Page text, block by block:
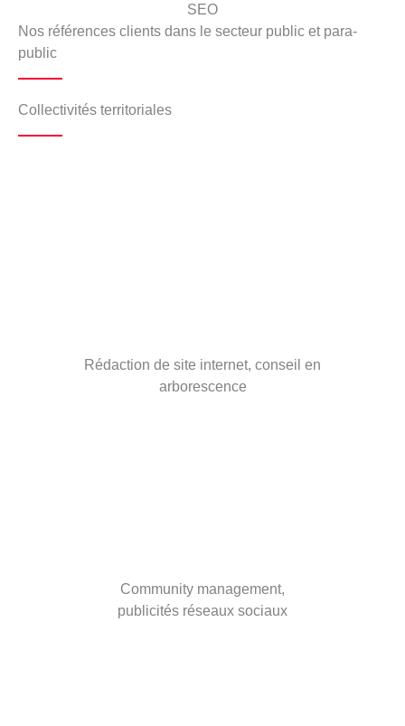
SEO
Nos références clients dans le secteur public et para-
public
Collectivités territoriales
Rédaction de site internet, conseil en
arborescence
Community management,
publicités réseaux sociaux